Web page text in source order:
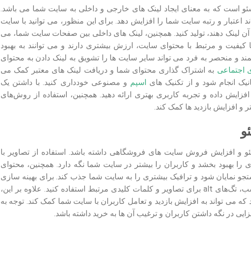
است که به معنای ایجاد لینک های خارجی و داخلی به سایت شما می باشد.
و رتبه سایت شما را افزایش دهد. برای این منظور، می توانید با سایت
لینک دهند، تولید کنید. همچنین، لینک های داخلی بین صفحات سایت شما، می
کیفیت و مرتبط با محتوای سایت، ارزش بیشتری دارند و می توانند به بهبود
و منحصر به فرد می تواند سایر سایت ها را تشویق به لینک دادن به محتوای
اجتماعی به اشتراک گذاری محتوای شما و دریافت لینک های معتبر کمک می
انجام شود و از تکنیک های
اسپم و مصنوعی خودداری کنید. با داشتن یک
داده و تجربه کاربری بهتری ارائه دهید. همچنین، استفاده از روش‌های
و افزایش بازدید ها کمک کند.
و افزایش فروش سایت های فروشگاهی داشته باشد. استفاده از تصاویر با
را بهبود بخشد و کاربران را بیشتر در سایت شما نگه دارد. همچنین، محتوای
نمایان شود و ترافیک بیشتری را به سایت شما جذب کند. برای بهینه سازی
محتوای گرافیکی و ویدئویی، باید از عناوین و توضیحات مناسب، تگ‌های alt برای تصاویر و کلمات کلیدی مرتبط استفاده کنید. علاوه بر این،
که می تواند به افزایش بازدید و تعامل کاربران با سایت شما کمک کند. توجه به
در نگه داشتن کاربران و ترغیب آن ها به خرید داشته باشد.